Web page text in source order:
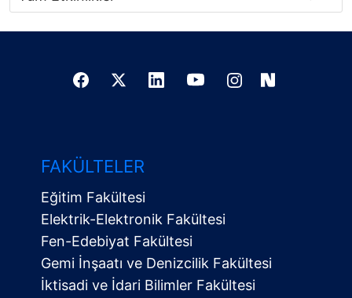
FAKÜLTELER
Eğitim Fakültesi
Elektrik-Elektronik Fakültesi
Fen-Edebiyat Fakültesi
Gemi İnşaatı ve Denizcilik Fakültesi
İktisadi ve İdari Bilimler Fakültesi